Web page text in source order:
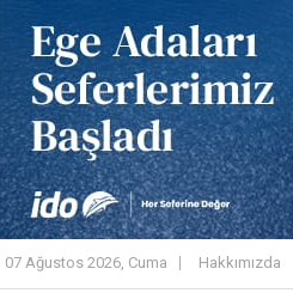
07 Ağustos 2026, Cuma Hakkımızda